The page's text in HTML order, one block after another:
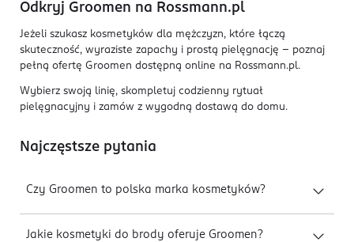
Odkryj Groomen na Rossmann.pl
Jeżeli szukasz kosmetyków dla mężczyzn, które łączą
skuteczność, wyraziste zapachy i prostą pielęgnację - poznaj
pełną ofertę Groomen dostępną online na Rossmann.pl.
Wybierz swoją linię, skompletuj codzienny rytuał
pielęgnacyjny i zamów z wygodną dostawą do domu.
Najczęstsze pytania
Czy Groomen to polska marka kosmetyków?
Jakie kosmetyki do brody oferuje Groomen?